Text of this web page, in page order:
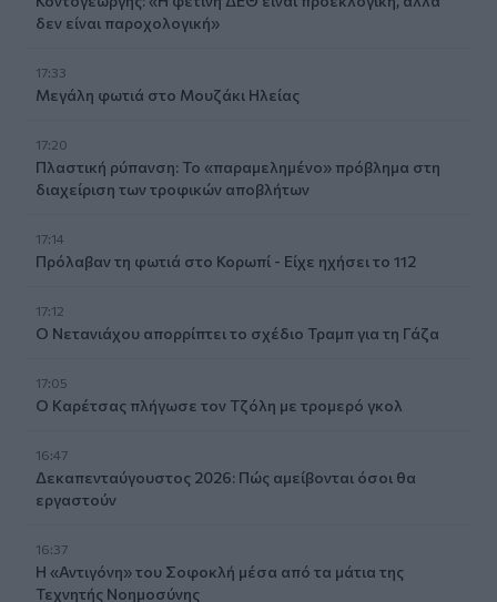
δεν είναι παροχολογική»
17:33
Μεγάλη φωτιά στο Μουζάκι Ηλείας
17:20
Πλαστική ρύπανση: Το «παραμελημένο» πρόβλημα στη
διαχείριση των τροφικών αποβλήτων
17:14
Πρόλαβαν τη φωτιά στο Κορωπί - Είχε ηχήσει το 112
17:12
Ο Νετανιάχου απορρίπτει το σχέδιο Τραμπ για τη Γάζα
17:05
Ο Καρέτσας πλήγωσε τον Τζόλη με τρομερό γκολ
16:47
Δεκαπενταύγουστος 2026: Πώς αμείβονται όσοι θα
εργαστούν
16:37
Η «Αντιγόνη» του Σοφοκλή μέσα από τα μάτια της
Τεχνητής Νοημοσύνης